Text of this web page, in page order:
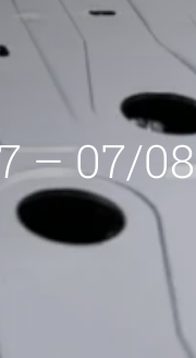
– 07/08